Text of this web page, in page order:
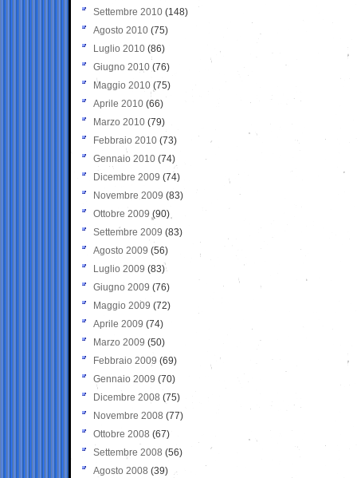
Settembre 2010 (148)
Agosto 2010 (75)
Luglio 2010 (86)
Giugno 2010 (76)
Maggio 2010 (75)
Aprile 2010 (66)
Marzo 2010 (79)
Febbraio 2010 (73)
Gennaio 2010 (74)
Dicembre 2009 (74)
Novembre 2009 (83)
Ottobre 2009 (90)
Settembre 2009 (83)
Agosto 2009 (56)
Luglio 2009 (83)
Giugno 2009 (76)
Maggio 2009 (72)
Aprile 2009 (74)
Marzo 2009 (50)
Febbraio 2009 (69)
Gennaio 2009 (70)
Dicembre 2008 (75)
Novembre 2008 (77)
Ottobre 2008 (67)
Settembre 2008 (56)
Agosto 2008 (39)